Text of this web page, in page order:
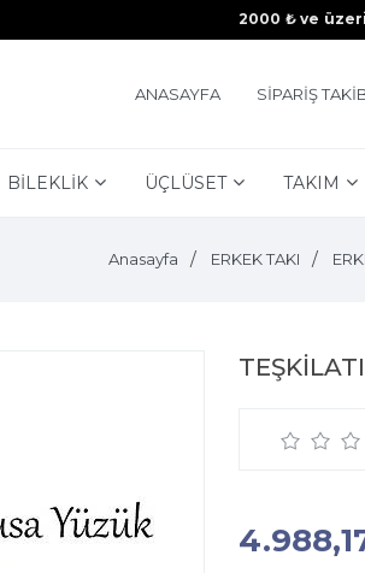
2000 ₺ ve
ANASAYFA SİPARİŞ
BİLEKLİK ÜÇLÜSET TAKIM
Anasayfa ERKEK TAKI